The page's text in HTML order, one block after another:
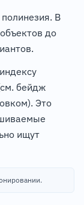
В
до
бейдж
Это
ищут